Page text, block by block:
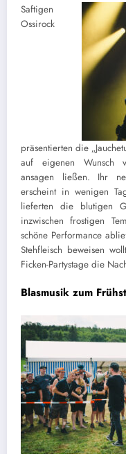
Saftigen
Ossirock
präsentierten die
auf eigenen Wunsch
ansagen ließen. Ihr
erscheint in wenigen
lieferten die blutigen
inzwischen frostigen
schöne Performance
Stehfleisch beweisen
Ficken-Partystage die
Blasmusik zum